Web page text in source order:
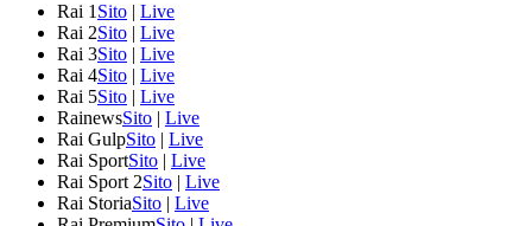
Rai 1 Sito | Live
Rai 2Sito | Live
Rai 3Sito | Live
Rai 4Sito | Live
Rai 5Sito | Live
RainewsSito | Live
Rai GulpSito | Live
Rai SportSito | Live
Rai Sport 2Sito | Live
Rai StoriaSito | Live